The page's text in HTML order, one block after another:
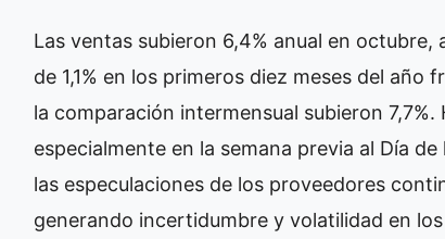
Las ventas subieron 6,4% anual en
de 1,1% en los primeros diez meses del
la comparación intermensual subieron
especialmente en la semana previa al Día
las especulaciones de los proveedores
generando incertidumbre y volatilidad en